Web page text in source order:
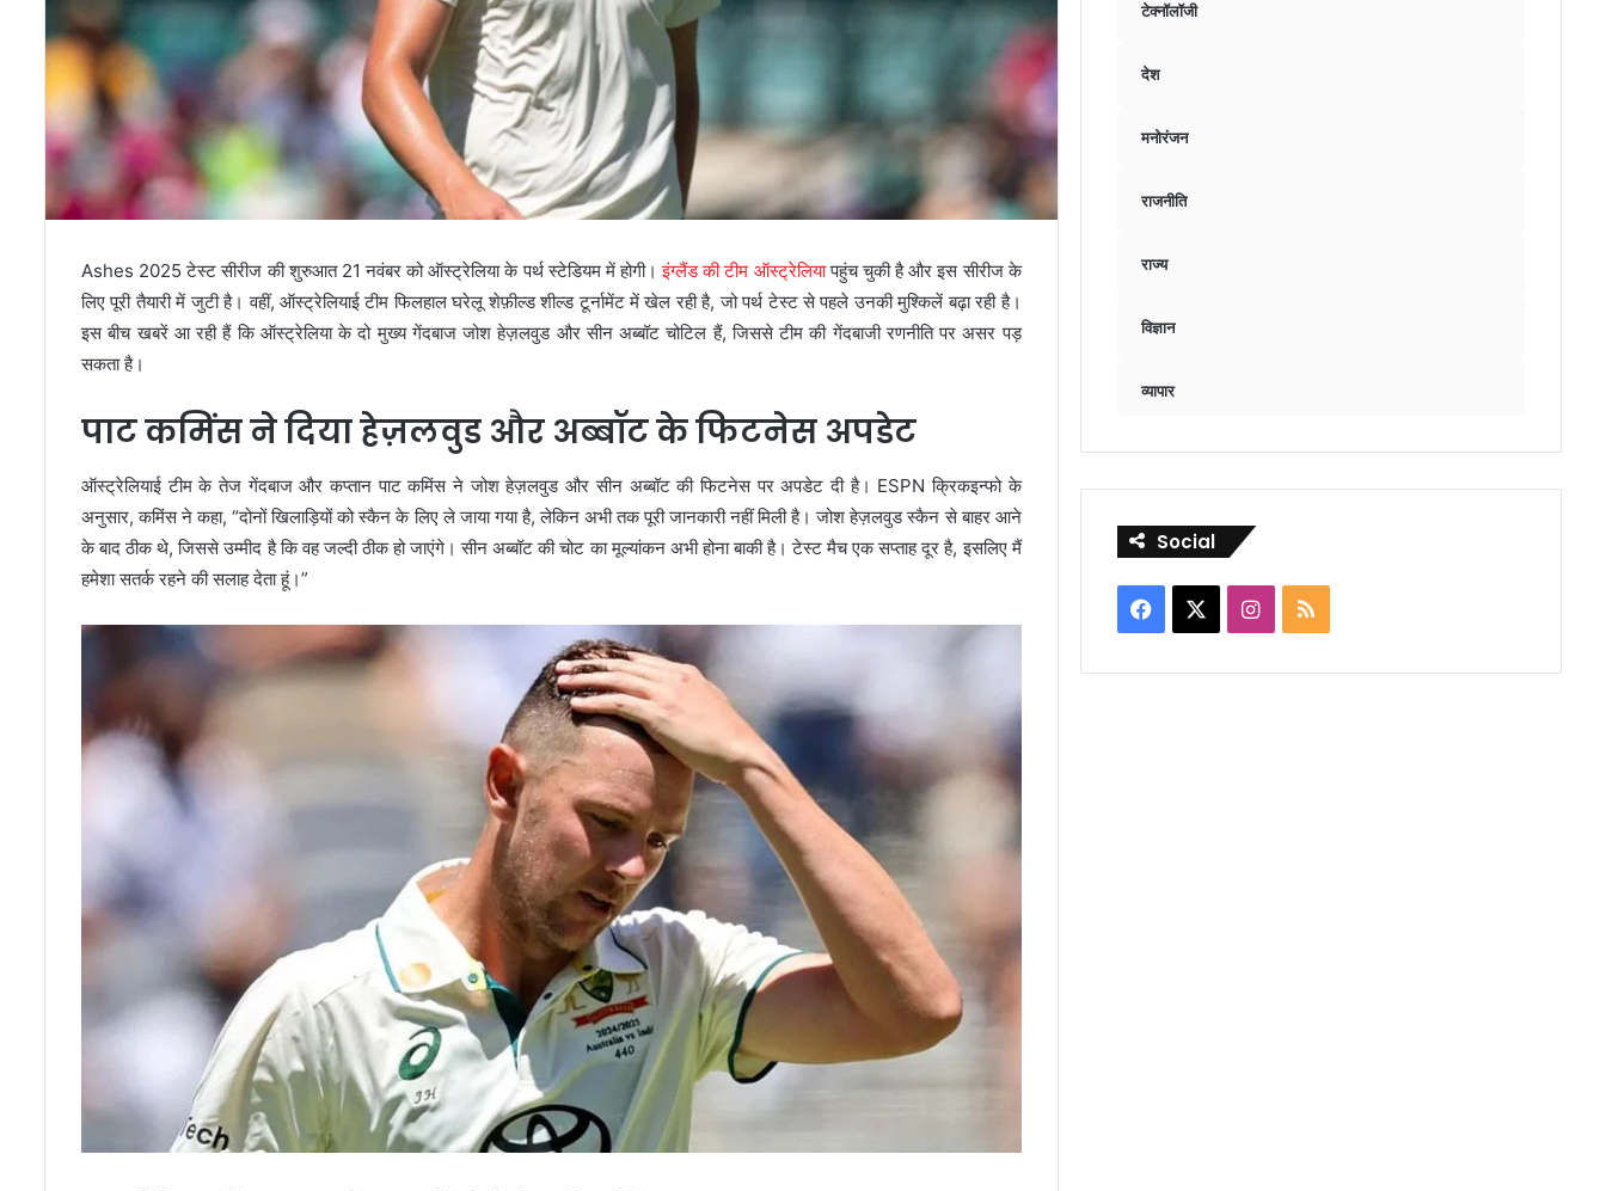
Ashes 2025 टेस्ट सीरीज की शुरुआत 21 नवंबर को ऑस्ट्रेलिया के पर्थ स्टेडियम में होगी।इंग्लैंड की टीम ऑस्ट्रेलियापहुंच चुकी है और इस सीरीज के
लिए पूरी तैयारी में जुटी है। वहीं, ऑस्ट्रेलियाई टीम फिलहाल घरेलू शेफ़ील्ड शील्ड टूर्नामेंट में खेल रही है, जो पर्थ टेस्ट से पहले उनकी मुश्किलें बढ़ा रही है।
इस बीच खबरें आ रही हैं कि ऑस्ट्रेलिया के दो मुख्य गेंदबाज जोश हेज़लवुड और सीन अब्बॉट चोटिल हैं, जिससे टीम की गेंदबाजी रणनीति पर असर पड़
सकता है।
पाट कमिंस ने दिया हेज़लवुड और अब्बॉट के फिटनेस अपडेट
ऑस्ट्रेलियाई टीम के तेज गेंदबाज और कप्तान पाट कमिंस ने जोश हेज़लवुड और सीन अब्बॉट की फिटनेस पर अपडेट दी है। ESPN क्रिकइन्फो के
अनुसार, कमिंस ने कहा, “दोनों खिलाड़ियों को स्कैन के लिए ले जाया गया है, लेकिन अभी तक पूरी जानकारी नहीं मिली है। जोश हेज़लवुड स्कैन से बाहर आने
के बाद ठीक थे, जिससे उम्मीद है कि वह जल्दी ठीक हो जाएंगे। सीन अब्बॉट की चोट का मूल्यांकन अभी होना बाकी है। टेस्ट मैच एक सप्ताह दूर है, इसलिए मैं
हमेशा सतर्क रहने की सलाह देता हूं।”
टेक्नॉलॉजी
देश
मनोरंजन
राजनीति
राज्य
विज्ञान
व्यापार
Social
Facebook Instagram
RSS